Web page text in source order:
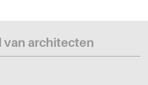
van architecten